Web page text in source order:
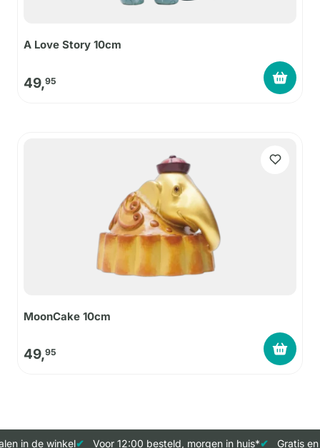
A Love Story 10cm
49,95
MoonCake 10cm
49,95
in de winkel Voor 12:00 besteld, morgen in huis* Gratis